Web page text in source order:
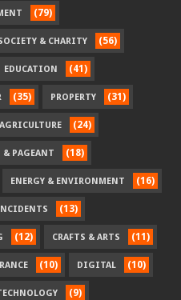
(79)
& CHARITY (56)
EDUCATION (41)
(35) PROPERTY (31)
AGRICULTURE (24)
& PAGEANT (18)
ENERGY & ENVIRONMENT (16)
(13)
(12) CRAFTS & ARTS (11)
(10) DIGITAL (10)
(9)